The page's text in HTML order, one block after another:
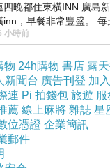
四晚都住東橫INN 廣島
inn，早餐非常豐盛。
到工作人員拿出料理包加
小時前
物 24h購物 書店 露
新聞台 廣告刊登 加
連 Pi 拍錢包 旅遊
薦 線上麻將 雜誌 星
位憑證 企業簡訊
郵件